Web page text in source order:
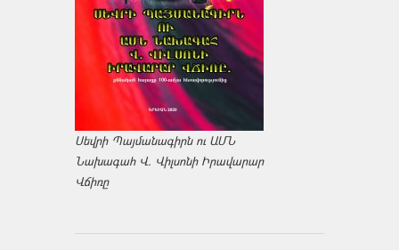
Սեվրի Պայմանագիրն ու ԱՄՆ
Նախագահ Վ. Վիլսոնի Իրավարար
Վճիռը